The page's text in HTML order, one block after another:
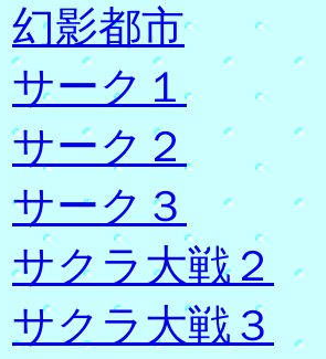
幻影都市
サーク１
サーク２
サーク３
サクラ大戦２
サクラ大戦３